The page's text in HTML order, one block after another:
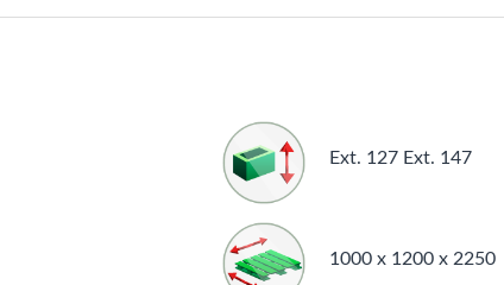
Ext. 127 Ext. 147
1000 x 1200 x 2250